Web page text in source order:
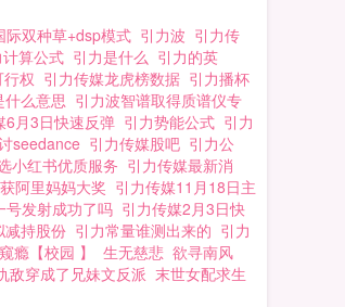
际双种草+dsp模式 引力波 引力传
算公式 引力是什么 引力的英
权 引力传媒龙虎榜数据 引力播杯
什么意思 引力波智谱取得质谱仪专
6月3日快速反弹 引力势能公式 引力
seedance 引力传媒股吧 引力公
小红书优质服务 引力传媒最新消
阿里妈妈大奖 引力传媒11月18日主
号发射成功了吗 引力传媒2月3日快
减持股份 引力常量谁测出来的 引力
窥瘾【校园 】 生无慈悲 欲寻南风
敌穿成了兄妹文反派 末世女配求生